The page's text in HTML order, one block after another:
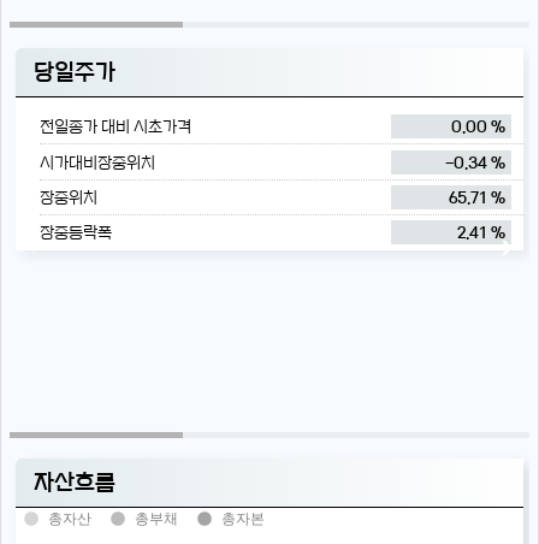
당일주가
전일종가 대비 시초가격
0.00 %
시가대비장중위치
-0.34 %
장중위치
65.71 %
장중등락폭
2.41 %
자산흐름
총자산 총부채 총자본